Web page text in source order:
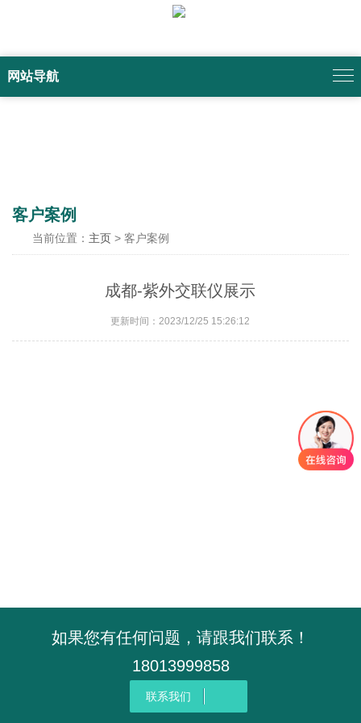
网站导航
客户案例
当前位置： 主页 > 客户案例
成都-紫外交联仪展示
更新时间：2023/12/25 15:26:12
如果您有任何问题，请跟我们联系！
18013999858
联系我们